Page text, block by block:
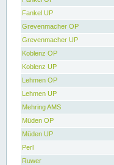
Fankel UP
Grevenmacher OP
Grevenmacher UP
Koblenz OP
Koblenz UP
Lehmen OP
Lehmen UP
Mehring AMS
Müden OP
Müden UP
Perl
Ruwer